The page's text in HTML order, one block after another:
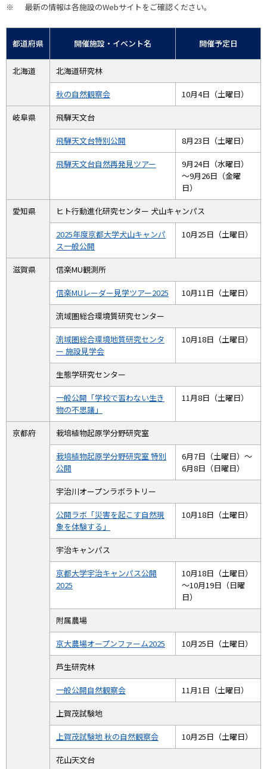
最新の情報は各施設のWebサイトをご確認ください。
都道府県 開催施設・イベント名 開催予定日
北海道 北海道研究林
秋の自然観察会 10月4日（土曜日）
岐阜県 飛騨天文台
飛騨天文台特別公開 8月23日（土曜日）
飛騨天文台自然再発見ツアー
9月24日（水曜日）
～9月26日（金曜
日）
愛知県 ヒト行動進化研究センター 犬山キャンパス
2025年度京都大学犬山キャンパ
ス一般公開
10月25日（土曜日）
滋賀県 信楽MU観測所
信楽MUレーダー見学ツアー2025 10月11日（土曜日）
流域圏総合環境質研究センター
流域圏総合環境地質研究センタ
ー 施設見学会
10月18日（土曜日）
生態学研究センター
一般公開「学校で習わない生き
物の不思議」
11月8日（土曜日）
京都府 栽培植物起原学分野研究室
栽培植物起原学分野研究室 特別
公開
6月7日（土曜日）～
6月8日（日曜日）
宇治川オープンラボラトリー
公開ラボ「災害を起こす自然現
象を体験する」
10月18日（土曜日）
宇治キャンパス
京都大学宇治キャンパス公開
2025
10月18日（土曜日）
～10月19日（日曜
日）
附属農場
京大農場オープンファーム2025 10月25日（土曜日）
芦生研究林
一般公開自然観察会 11月1日（土曜日）
上賀茂試験地
上賀茂試験地 秋の自然観察会 10月25日（土曜日）
花山天文台